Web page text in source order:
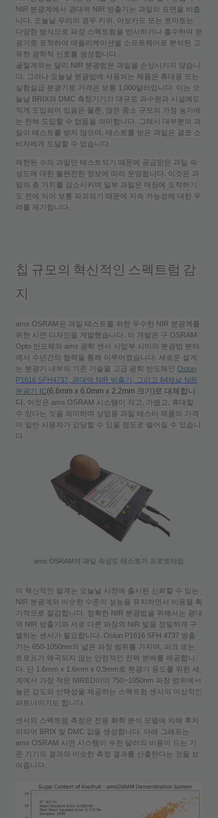
NIR 분광계에서 광대역 NIR 방출기는 과일의 표면을 비춥
니다. 오늘날 우리의 경우 키위 , 아보카도 또는 토마토는
다양한 방식으로 파장 스펙트럼을 반사하거나 흡수하여 분
광기로 포착하여 애플리케이션별 소프트웨어로 분석된
고
유한 광학적 신호를 생성합니다.
굴절계와는 달리 NIR 분광법은 과일을 손상시키지
않습니
다. 그러나 오늘날 분광법에 사용되는 제품은 휴대용 또는
실험실급 분광기로 가격은 보통 1,000달러입니다. 이는 오
늘날 BRIX와 DMC 측정기기가 대규모 과수원과 시설에도
적게
도입되어 있음은 물론, 많은 중소 규모의 가정 농가에
는 전혀 도입할 수 없음을 의미합니다. 그래서 대부분의
과
일이
테스트를 받지 않으며 , 테스트를 받은 과일은 결코 소
비자에게
도달할 수 없습니다.
제한된 수의 과일만 테스트되기 때문에 공급망은 과일 숙
성도에
대한 불완전한 정보에 따라 운영됩니다. 이것은 과
일의
총 가치를 감소시키며 일부 과일은 매장에
도착하기
도 전에 익어 보통 파괴되기 때문에 지속 가능성에 대한 우
려를 제기합니다.
칩 규모의 혁신적인 스펙트럼 감
지
ams OSRAM 은 과일 테스트를 위한 우수한 NIR 분광계를
위한 시연 디자인을 개발했습니다. 이 개발은 구 OSRAM
Opto 반도체와 ams 광학 센서 사업부 사이의 분광법 분야
에서 수년간의 협력을 통해 이루어졌습니다. 새로운 설계
는 분광기 내부의 기존 기술을 고급 광학 반도체인
Oslon
P1616 SFH4737, 광대역 NIR 방출기 , 그리고 64채널 NIR
분광기
IC(6.6mm x 6.0mm x 2.2mm 크기 ) 로 대체합니
다. 이것은 ams OSRAM 시스템이 작고, 가볍고, 휴대할
수 있다는 것을 의미하며 상업용 과일 테스터 제품의
가격
이
일반 사용자가 감당할 수 있을 정도로 떨어질 수 있습니
다.
ams OSRAM의 과일 숙성도 테스트기 프로토타입
이 혁신적인 설계는 오늘날 시장에 출시된 신뢰할 수 있는
NIR 분광계와 비슷한 수준의 성능을 유지하면서 비용을 획
기적으로 절감합니다. 정확한 NIR 분광법을 위해서는 광대
역 NIR 방출기와 서로 다른 파장의 NIR 빛을 정밀하게
구
별하는 센서가 필요합니다. Oslon P1616 SFH 4737 방출
기는 650-1050nm의 넓은 파장 범위를 가지며 , 피크 또는
트로프가 왜곡되지 않는 안정적인 전력 분배를 제공합니
다. 단 1.6mm x 1.6mm x 0.9mm 로 분광기 용도를 위한 세
계에서 가장 작은 NIRED이며 750~1050nm 파장 범위에서
높은 감도와 선택성을 제공하는 스펙트럼 센서의
이상적인
파트너이기도 합니다.
센서의 스펙트럼 측정은 전용 화학 분석 모델에 의해 후처
리되어
BRIX 및 DMC 값을 생성합니다. 아래 그래프는
ams OSRAM 시연 시스템이 수천 달러의 비용이 드는 기
준 기기의 결과와 비슷한 측정 결과를 산출한다는 것을 보
여줍니다.